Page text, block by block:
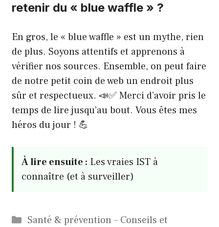
retenir du « blue waffle » ?
En gros, le « blue waffle » est un mythe, rien
de plus. Soyons attentifs et apprenons à
vérifier nos sources. Ensemble, on peut faire
de notre petit coin de web un endroit plus
sûr et respectueux. 📣✅ Merci d’avoir pris le
temps de lire jusqu’au bout. Vous êtes mes
héros du jour ! 💪
À lire ensuite : Les vraies IST à
connaître (et à surveiller)
Catégories
Santé & prévention – Conseils et